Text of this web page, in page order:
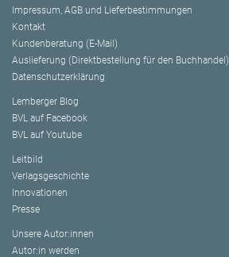
Impressum, AGB und Lieferbestimmungen
Kontakt
Kundenberatung (E-Mail)
Auslieferung (Direktbestellung für den Buchhandel)
Datenschutzerklärung
Lemberger Blog
BVL auf Facebook
BVL auf Youtube
Leitbild
Verlagsgeschichte
Innovationen
Presse
Unsere Autor:innen
Autor:in werden